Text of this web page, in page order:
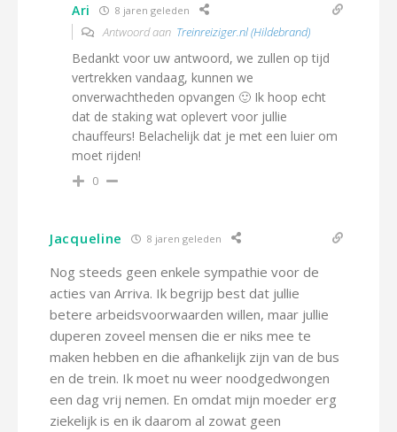
Ari 8 jaren geleden
Antwoord aan Treinreiziger.nl (Hildebrand)
Bedankt voor uw antwoord, we zullen op tijd
vertrekken vandaag, kunnen we
onverwachtheden opvangen 🙂 Ik hoop echt
dat de staking wat oplevert voor jullie
chauffeurs! Belachelijk dat je met een luier om
moet rijden!
0
Jacqueline 8 jaren geleden
Nog steeds geen enkele sympathie voor de
acties van Arriva. Ik begrijp best dat jullie
betere arbeidsvoorwaarden willen, maar jullie
duperen zoveel mensen die er niks mee te
maken hebben en die afhankelijk zijn van de bus
en de trein. Ik moet nu weer noodgedwongen
een dag vrij nemen. En omdat mijn moeder erg
ziekelijk is en ik daarom al zowat geen